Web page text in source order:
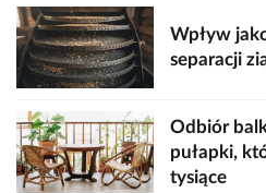
Wpływ
separacji
Odbiór
pułapki,
tysiące